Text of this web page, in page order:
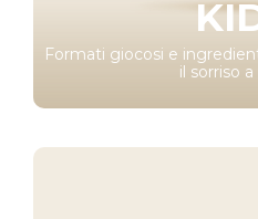
Formati giocosi e
il sorriso